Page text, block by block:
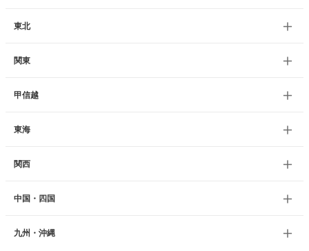
東北
関東
甲信越
東海
関西
中国・四国
九州・沖縄